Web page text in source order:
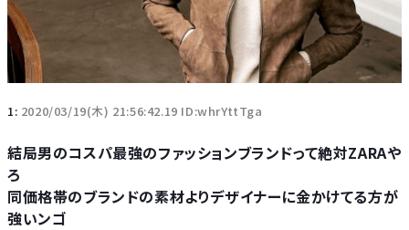
1: 2020/03/19(木) 21:56:42.19 ID:whrYttTga
結局男のコスパ最強のファッションブランドって絶対ZARAや
ろ
同価格帯のブランドの素材よりデザイナーに金かけてる方が
強いンゴ